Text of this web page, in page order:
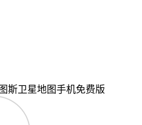
斯卫星地图手机免费版